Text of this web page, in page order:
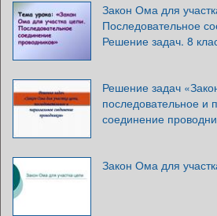
Закон Ома для
Последовательное
Решение задач. 8
Решение задач
последовательное и
соединение
Закон Ома для